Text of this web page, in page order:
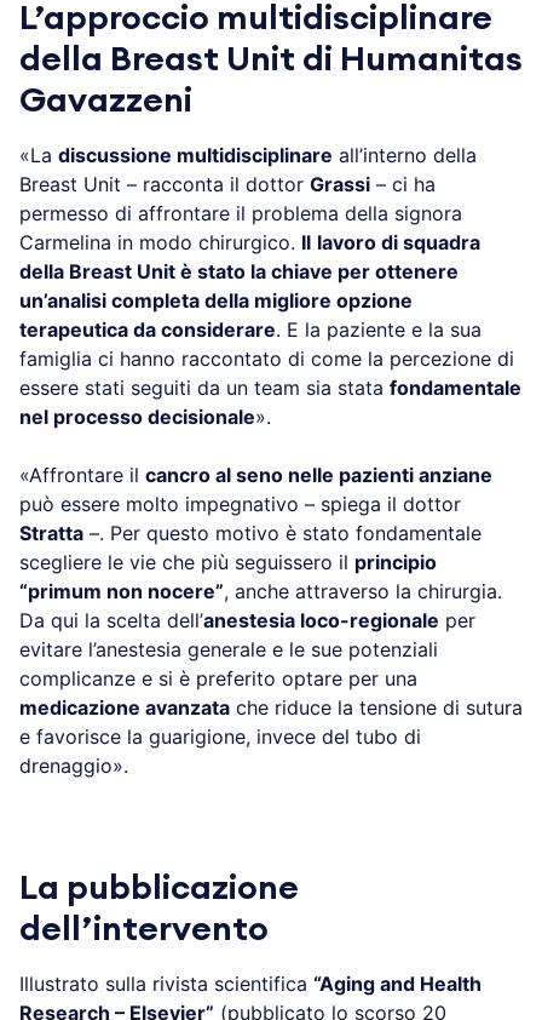
L’approccio multidisciplinare
della Breast Unit di Humanitas
Gavazzeni
«La discussione multidisciplinare all’interno della
Breast Unit – racconta il dottor Grassi – ci ha
permesso di affrontare il problema della signora
Carmelina in modo chirurgico. Il lavoro di squadra
della Breast Unit è stato la chiave per ottenere
un’analisi completa della migliore opzione
terapeutica da considerare. E la paziente e la sua
famiglia ci hanno raccontato di come la percezione di
essere stati seguiti da un team sia stata fondamentale
nel processo decisionale».
«Affrontare il cancro al seno nelle pazienti anziane
può essere molto impegnativo – spiega il dottor
Stratta –. Per questo motivo è stato fondamentale
scegliere le vie che più seguissero il principio
“primum non nocere”, anche attraverso la chirurgia.
Da qui la scelta dell’anestesia loco-regionale per
evitare l’anestesia generale e le sue potenziali
complicanze e si è preferito optare per una
medicazione avanzata che riduce la tensione di sutura
e favorisce la guarigione, invece del tubo di
drenaggio».
La pubblicazione
dell’intervento
Illustrato sulla rivista scientifica “Aging and Health
Research – Elsevier” (pubblicato lo scorso 20